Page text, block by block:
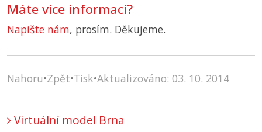
Máte více informací?
Napište nám, prosím. Děkujeme.
Nahoru•Zpět•Tisk•Aktualizováno: 03. 10. 2014
Virtuální model Brna